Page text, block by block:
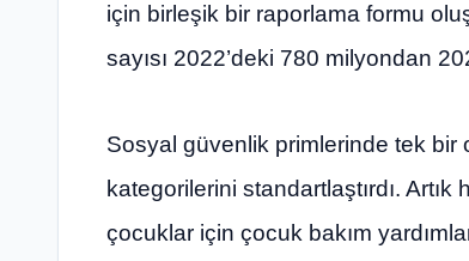
için birleşik bir raporlama formu
sayısı 2022’deki 780 milyondan
Sosyal güvenlik primlerinde tek bir
kategorilerini standartlaştırdı.
çocuklar için çocuk bakım